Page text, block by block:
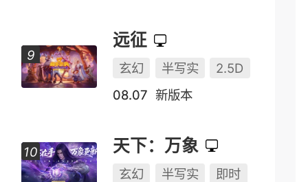
远征
玄幻 半写实
2.5D
08.07 新版本
天下：万象
玄幻 半写实 即时